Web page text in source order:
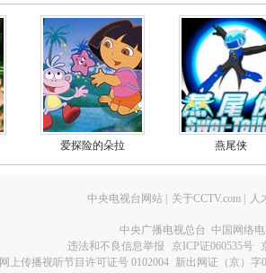
爱探险的朵拉 燕尾侠
中央电视台网站 关于CCTV.com 人
中央广播电视总台 中国网络
违法和不良信息举报
京ICP证060535号
网上传播视听节目许可证号 0102004 新出网证（京）